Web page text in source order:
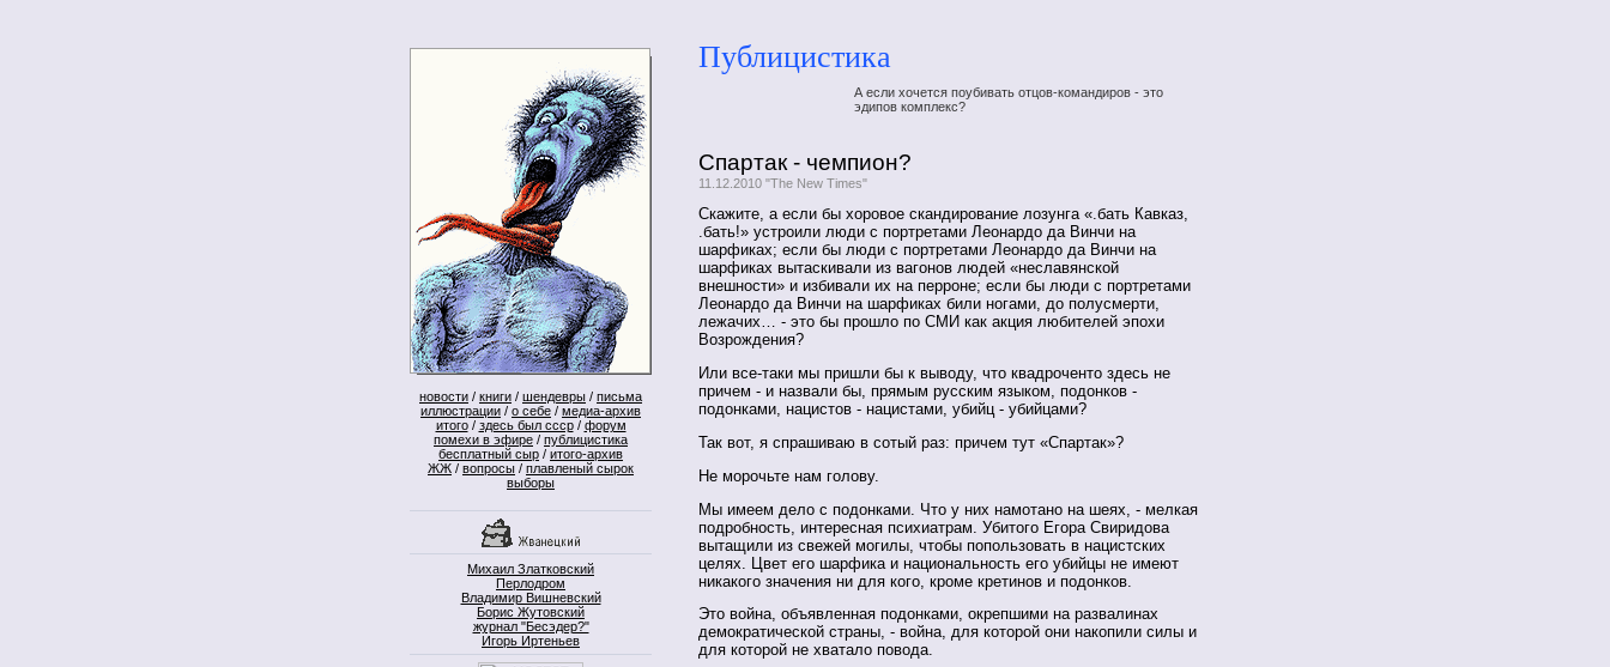
новости / книги / шендевры / письма
иллюстрации / о себе / медиа-архив
итого/ здесь был ссср/ форум
помехи в эфире / публицистика
бесплатный сыр / итого-архив
ЖЖ / вопросы / плавленый сырок
выборы
Михаил Златковский
Перлодром
Владимир Вишневский
Борис Жутовский
журнал "Бесэдер?"
Игорь Иртеньев
Публицистика
А если хочется поубивать отцов-командиров - это
эдипов комплекс?
Спартак - чемпион?
11.12.2010 "The New Times"
Скажите, а если бы хоровое скандирование лозунга «.бать Кавказ,
.бать!» устроили люди с портретами Леонардо да Винчи на
шарфиках; если бы люди с портретами Леонардо да Винчи на
шарфиках вытаскивали из вагонов людей «неславянской
внешности» и избивали их на перроне; если бы люди с портретами
Леонардо да Винчи на шарфиках били ногами, до полусмерти,
лежачих… - это бы прошло по СМИ как акция любителей эпохи
Возрождения?
Или все-таки мы пришли бы к выводу, что квадроченто здесь не
причем - и назвали бы, прямым русским языком, подонков -
подонками, нацистов - нацистами, убийц - убийцами?
Так вот, я спрашиваю в сотый раз: причем тут «Спартак»?
Не морочьте нам голову.
Мы имеем дело с подонками. Что у них намотано на шеях, - мелкая
подробность, интересная психиатрам. Убитого Егора Свиридова
вытащили из свежей могилы, чтобы попользовать в нацистских
целях. Цвет его шарфика и национальность его убийцы не имеют
никакого значения ни для кого, кроме кретинов и подонков.
Это война, объявленная подонками, окрепшими на развалинах
демократической страны, - война, для которой они накопили силы и
для которой не хватало повода.